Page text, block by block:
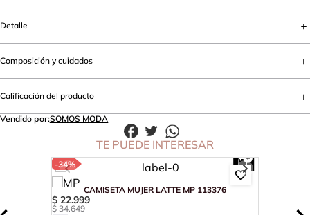
Detalle
Composición y cuidados
Calificación del producto
Vendido por:SOMOS MODA
TE PUEDE INTERESAR
-34%
CAMISETA MUJER LATTE MP 113376
$ 22.999
$ 34.649